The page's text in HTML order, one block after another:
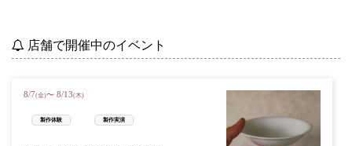
店舗で開催中のイベント
8/7(金)〜 8/13(木)
製作体験 製作実演